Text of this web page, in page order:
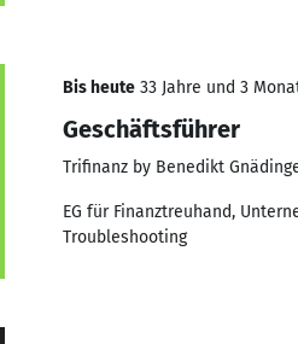
Bis heute 33 Jahre und 3
Geschäftsführer
Trifinanz by Benedikt
EG für Finanztreuhand,
Troubleshooting